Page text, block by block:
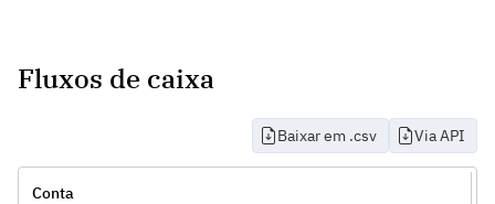
Fluxos de caixa
Baixar em .csv Via API
Conta